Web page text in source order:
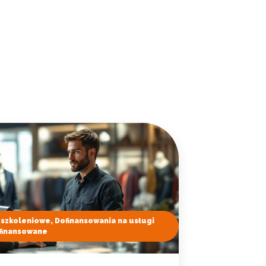
Dofinansowania na usługi
funkcjonowanie strony,
zachowują się